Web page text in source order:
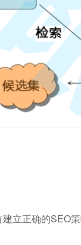
立正确的SEO策